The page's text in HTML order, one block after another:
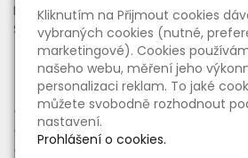
PO - PÁ:08:00 - 16:30
SO:08:00 - 11:00
Informace
● O nás
● Ceny dopravy a platby
● Obchodní podmínky
Kliknutím na Přijmout cookies
vybraných cookies (nutné,
marketingové). Cookies
našeho webu, měření jeho
personalizaci reklam. To jaké
můžete svobodně rozhodnout
nastavení.
Prohlášení o cookies.